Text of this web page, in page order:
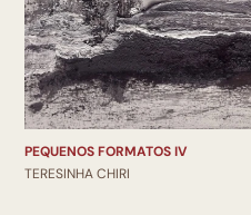
PEQUENOS FORMATOS IV
TERESINHA CHIRI